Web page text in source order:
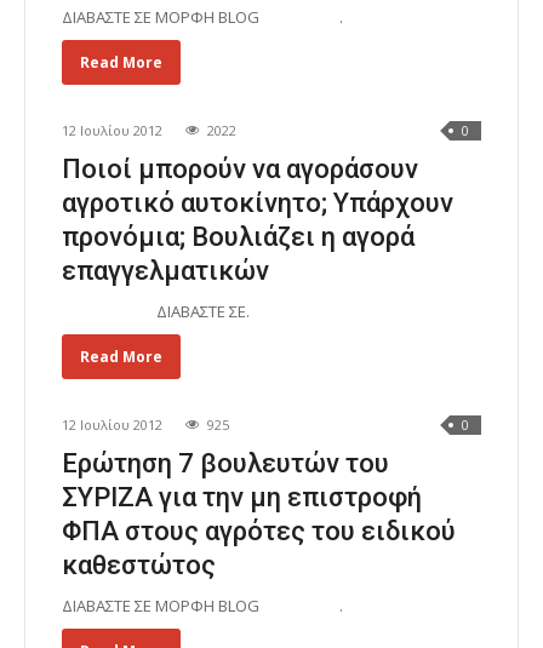
ΔΙΑΒΑΣΤΕ ΣΕ ΜΟΡΦΗ BLOG .
Read More
12 Ιουλίου 2012 2022 0
Ποιοί μπορούν να αγοράσουν
αγροτικό αυτοκίνητο; Υπάρχουν
προνόμια; Βουλιάζει η αγορά
επαγγελματικών
ΔΙΑΒΑΣΤΕ ΣΕ.
Read More
12 Ιουλίου 2012 925 0
Ερώτηση 7 βουλευτών του
ΣΥΡΙΖΑ για την μη επιστροφή
ΦΠΑ στους αγρότες του ειδικού
καθεστώτος
ΔΙΑΒΑΣΤΕ ΣΕ ΜΟΡΦΗ BLOG .